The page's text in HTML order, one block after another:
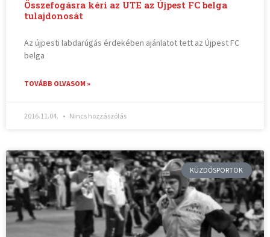
Összefogásra kéri az UTE az Újpest FC belga
tulajdonosát
Az újpesti labdarúgás érdekében ajánlatot tett az Újpest FC
belga
TOVÁBB OLVASOM »
2016.11.04. Nincs hozzászólás
KÜZDŐSPORTOK